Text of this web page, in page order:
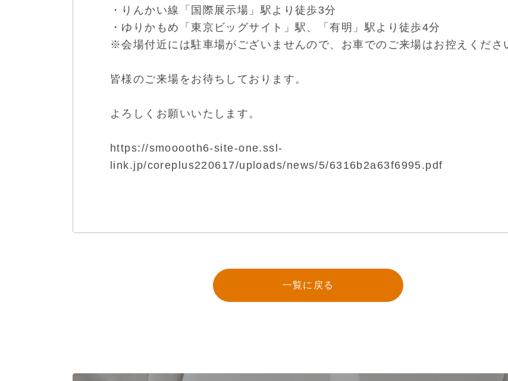
・りんかい線「国際展示場」駅より徒歩3分
・ゆりかもめ「東京ビッグサイト」駅、「有明」駅より徒歩4分
※会場付近には駐車場がございませんので、お車でのご来場はお控えくださ
皆様のご来場をお待ちしております。
よろしくお願いいたします。
https://smooooth6-site-one.ssl-
link.jp/coreplus220617/uploads/news/5/6316b2a63f6995.pdf
一覧に戻る